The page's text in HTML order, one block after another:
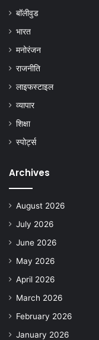
बॉलीवुड
भारत
मनोरंजन
राजनीति
लाइफस्टाइल
व्यापार
शिक्षा
स्पोर्ट्स
Archives
August 2026
July 2026
June 2026
May 2026
April 2026
March 2026
February 2026
January 2026